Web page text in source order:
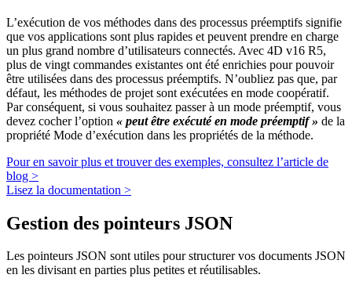
L’exécution de vos méthodes dans des processus préemptifs signifie
que vos applications sont plus rapides et peuvent prendre en charge
un plus grand nombre d’utilisateurs connectés. Avec 4D v16 R5,
plus de vingt commandes existantes ont été enrichies pour pouvoir
être utilisées dans des processus préemptifs. N’oubliez pas que, par
défaut, les méthodes de projet sont exécutées en mode coopératif.
Par conséquent, si vous souhaitez passer à un mode préemptif, vous
devez cocher l’option « peut être exécuté en mode préemptif » de la
propriété Mode d’exécution dans les propriétés de la méthode.
Pour en savoir plus et trouver des exemples, consultez l’article de
blog >
Lisez la documentation >
Gestion des pointeurs JSON
Les pointeurs JSON sont utiles pour structurer vos documents JSON
en les divisant en parties plus petites et réutilisables.